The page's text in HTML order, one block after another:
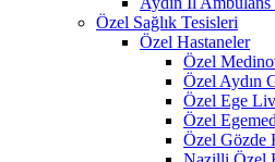
Özel Sağlık Tesisleri
Özel Hastaneler
Özel
Özel Aydın
Özel Ege
Özel
Özel Gözde